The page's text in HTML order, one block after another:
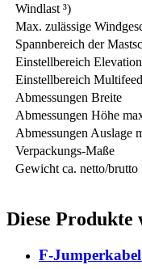
Windlast ³)
Max. zulässige
Spannbereich der
Einstellbereich
Einstellbereich
Abmessungen Breite
Abmessungen Höhe
Abmessungen Auslage
Verpackungs-Maße
Gewicht ca. netto/brutto
Diese Produkte
F-